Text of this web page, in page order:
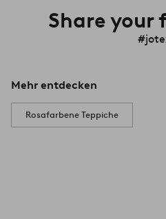
Share your
Mehr entdecken
Rosafarbene Teppiche